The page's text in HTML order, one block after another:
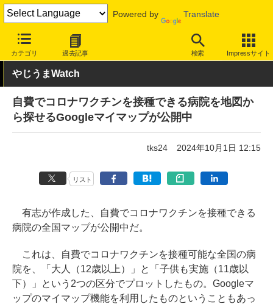
Powered by Translate
カテゴリ 過去記事 検索 Impressサイト
INTERNET Watch トピック 社会/時事
やじうまWatch
自費でコロナワクチンを接種できる病院を地図か
ら探せるGoogleマイマップが公開中
tks24 2024年10月1日 12:15
リスト
有志が作成した、自費でコロナワクチンを接種できる
病院の全国マップが公開中だ。
これは、自費でコロナワクチンを接種可能な全国の病
院を、「大人（12歳以上）」と「子供も実施（11歳以
下）」という2つの区分でプロットしたもの。Googleマ
ップのマイマップ機能を利用したものということもあっ